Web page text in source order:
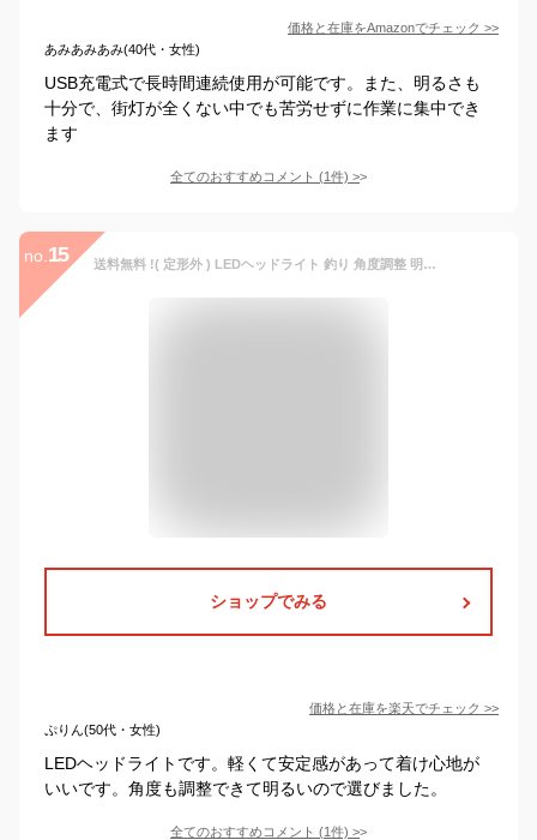
価格と在庫をAmazonでチェック >>
あみあみあみ(40代・女性)
USB充電式で長時間連続使用が可能です。また、明るさも
十分で、街灯が全くない中でも苦労せずに作業に集中でき
ます
全てのおすすめコメント (1件) >
no. 15 送料無料 !( 定形外 ) LEDヘッドライト 釣り 角度調整 明るい COB LED 懐中電灯 ヘッド ライト 防災 災害対策 アウトドア 登山 自転車 軽量40g 単4電池 仕様 LEDヘッドランプ LEDライト 作業灯 懐中電灯 送料込 ◇ ヘッドHRN-523
ショップでみる
価格と在庫を楽天でチェック >>
ぷりん(50代・女性)
LEDヘッドライトです。軽くて安定感があって着け心地が
いいです。角度も調整できて明るいので選びました。
全てのおすすめコメント (1件) >